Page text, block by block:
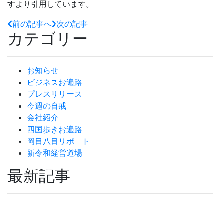
すより引用しています。
前の記事へ 次の記事
カテゴリー
お知らせ
ビジネスお遍路
プレスリリース
今週の自戒
会社紹介
四国歩きお遍路
岡目八目リポート
新令和経営道場
最新記事